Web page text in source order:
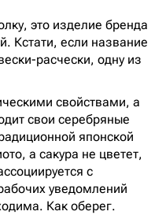
это изделие бренда
Кстати, если название
расчески, одну из
свойствами, а
свои серебряные
японской
а сакура не цветет,
с
уведомлений
Как оберег.